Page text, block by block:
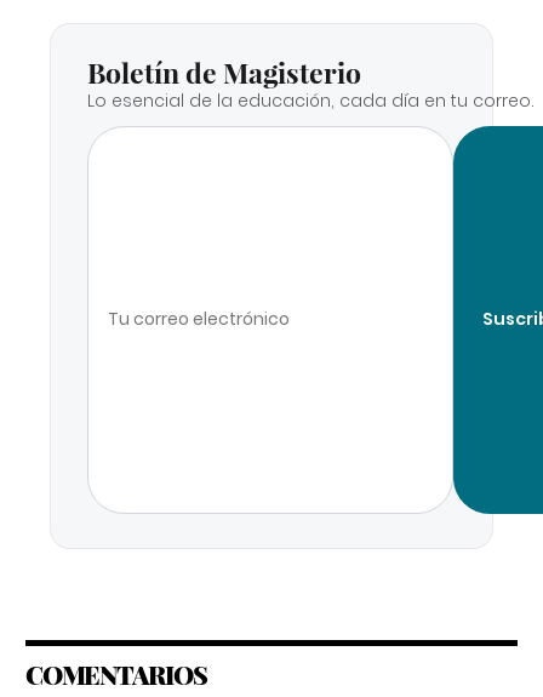
Boletín de Magisterio
Lo esencial de la educación, cada día en tu correo.
COMENTARIOS